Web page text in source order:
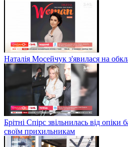
Наталія Мосейчук з'явилася на
Брітні Спірс звільнилась від опіки
своїм прихильникам